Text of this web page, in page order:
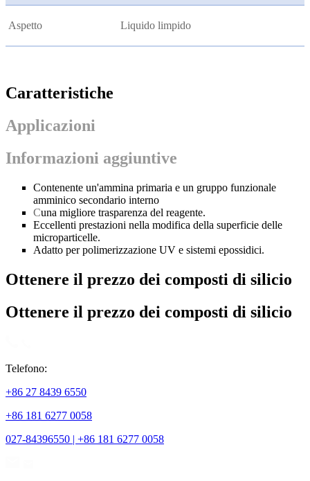
Aspetto Liquido limpido
Caratteristiche
Applicazioni
Informazioni aggiuntive
Contenente un'ammina primaria e un gruppo funzionale
amminico secondario interno
Cuna migliore trasparenza del reagente.
Eccellenti prestazioni nella modifica della superficie delle
microparticelle.
Adatto per polimerizzazione UV e sistemi epossidici.
Ottenere il prezzo dei composti di silicio
Ottenere il prezzo dei composti di silicio
Telefono:
+86 27 8439 6550
+86 181 6277 0058
027-84396550 | +86 181 6277 0058